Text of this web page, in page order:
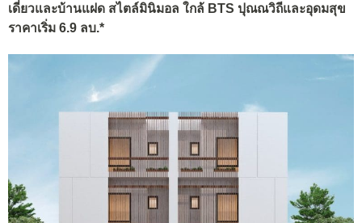
เดี่ยวและบ้านแฝด สไตล์มินิมอล ใกล้ BTS ปุณณวิถีและอุดมสุข
ราคาเริ่ม 6.9 ลบ.*